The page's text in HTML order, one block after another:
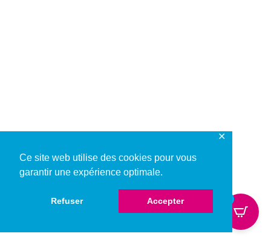
Ce site web utilise des cookies pour vous
garantir une expérience optimale.
Refuser Accepter
✕